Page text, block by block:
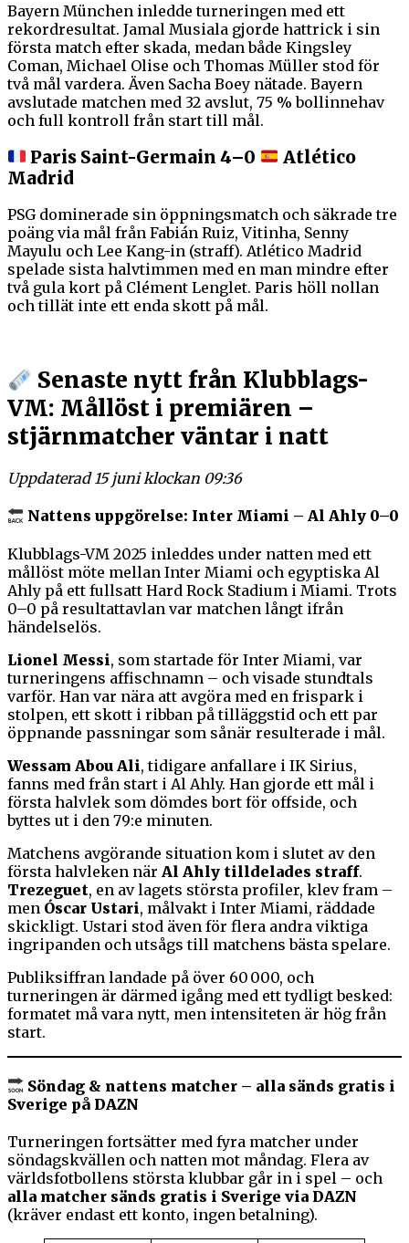
Bayern München inledde turneringen med ett
rekordresultat. Jamal Musiala gjorde hattrick i sin
första match efter skada, medan både Kingsley
Coman, Michael Olise och Thomas Müller stod för
två mål vardera. Även Sacha Boey nätade. Bayern
avslutade matchen med 32 avslut, 75 % bollinnehav
och full kontroll från start till mål.
Paris Saint-Germain 4–0
Atlético
Madrid
PSG dominerade sin öppningsmatch och säkrade tre
poäng via mål från Fabián Ruiz, Vitinha, Senny
Mayulu och Lee Kang-in (straff). Atlético Madrid
spelade sista halvtimmen med en man mindre efter
två gula kort på Clément Lenglet. Paris höll nollan
och tillät inte ett enda skott på mål.
Senaste nytt från Klubblags-
VM: Mållöst i premiären –
stjärnmatcher väntar i natt
Uppdaterad 15 juni klockan 09:36
Nattens uppgörelse: Inter Miami – Al Ahly 0–0
Klubblags-VM 2025 inleddes under natten med ett
mållöst möte mellan Inter Miami och egyptiska Al
Ahly på ett fullsatt Hard Rock Stadium i Miami. Trots
0–0 på resultattavlan var matchen långt ifrån
händelselös.
Lionel Messi, som startade för Inter Miami, var
turneringens affischnamn – och visade stundtals
varför. Han var nära att avgöra med en frispark i
stolpen, ett skott i ribban på tilläggstid och ett par
öppnande passningar som sånär resulterade i mål.
Wessam Abou Ali, tidigare anfallare i IK Sirius,
fanns med från start i Al Ahly. Han gjorde ett mål i
första halvlek som dömdes bort för offside, och
byttes ut i den 79:e minuten.
Matchens avgörande situation kom i slutet av den
första halvleken när Al Ahly tilldelades straff.
Trezeguet, en av lagets största profiler, klev fram –
men Óscar Ustari, målvakt i Inter Miami, räddade
skickligt. Ustari stod även för flera andra viktiga
ingripanden och utsågs till matchens bästa spelare.
Publiksiffran landade på över 60 000, och
turneringen är därmed igång med ett tydligt besked:
formatet må vara nytt, men intensiteten är hög från
start.
Söndag & nattens matcher – alla sänds gratis i
Sverige på DAZN
Turneringen fortsätter med fyra matcher under
söndagskvällen och natten mot måndag. Flera av
världsfotbollens största klubbar går in i spel – och
alla matcher sänds gratis i Sverige via DAZN
(kräver endast ett konto, ingen betalning).